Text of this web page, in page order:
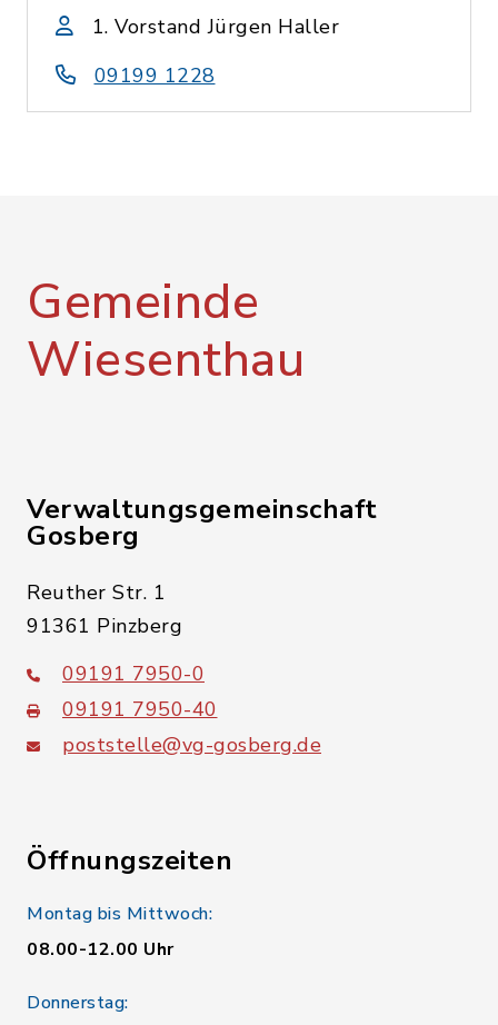
1. Vorstand Jürgen Haller
09199 1228
Gemeinde
Wiesenthau
Verwaltungsgemeinschaft
Gosberg
Reuther Str. 1
91361 Pinzberg
09191 7950-0
09191 7950-40
poststelle@vg-gosberg.de
Öffnungszeiten
Montag bis Mittwoch:
08.00-12.00 Uhr
Donnerstag: